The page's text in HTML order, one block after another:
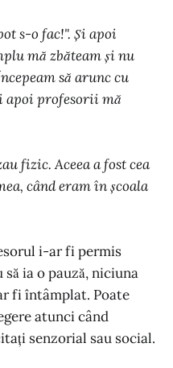
s-o fac!". Și apoi
mă zbăteam și nu
să arunc cu
apoi profesorii mă
fizic. Aceea a fost cea
când eram în școala
i-ar fi permis
ia o pauză, niciuna
fi întâmplat. Poate
atunci când
senzorial sau social.